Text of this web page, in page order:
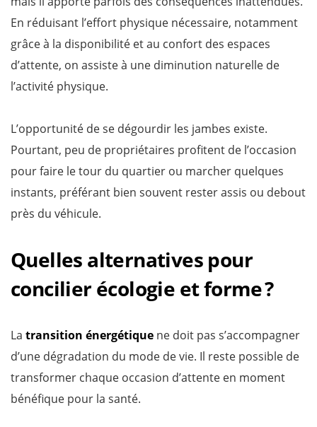
En réduisant l’effort physique nécessaire, notamment
grâce à la disponibilité et au confort des espaces
d’attente, on assiste à une diminution naturelle de
l’activité physique.
L’opportunité de se dégourdir les jambes existe.
Pourtant, peu de propriétaires profitent de l’occasion
pour faire le tour du quartier ou marcher quelques
instants, préférant bien souvent rester assis ou debout
près du véhicule.
Quelles alternatives pour
concilier écologie et forme ?
La transition énergétique ne doit pas s’accompagner
d’une dégradation du mode de vie. Il reste possible de
transformer chaque occasion d’attente en moment
bénéfique pour la santé.